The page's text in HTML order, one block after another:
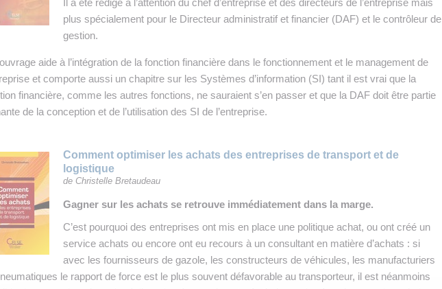
Il a été rédigé à l’attention du chef d’entreprise et des directeurs de l’entreprise mais
plus spécialement pour le Directeur administratif et financier (DAF) et le contrôleur de
gestion.
aide à l’intégration de la fonction financière dans le fonctionnement et le management de
et comporte aussi un chapitre sur les Systèmes d’information (SI) tant il est vrai que la
financière, comme les autres fonctions, ne sauraient s’en passer et que la DAF doit être partie
de la conception et de l’utilisation des SI de l’entreprise.
Comment optimiser les achats des entreprises de transport et de
logistique
de Christelle Bretaudeau
Gagner sur les achats se retrouve immédiatement dans la marge.
C’est pourquoi des entreprises ont mis en place une politique achat, ou ont créé un
service achats ou encore ont eu recours à un consultant en matière d’achats : si
avec les fournisseurs de gazole, les constructeurs de véhicules, les manufacturiers
le rapport de force est le plus souvent défavorable au transporteur, il est néanmoins